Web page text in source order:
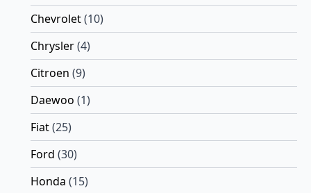
Chevrolet(10)
Chrysler(4)
Citroen (9)
Daewoo (1)
Fiat(25)
Ford (30)
Honda (15)